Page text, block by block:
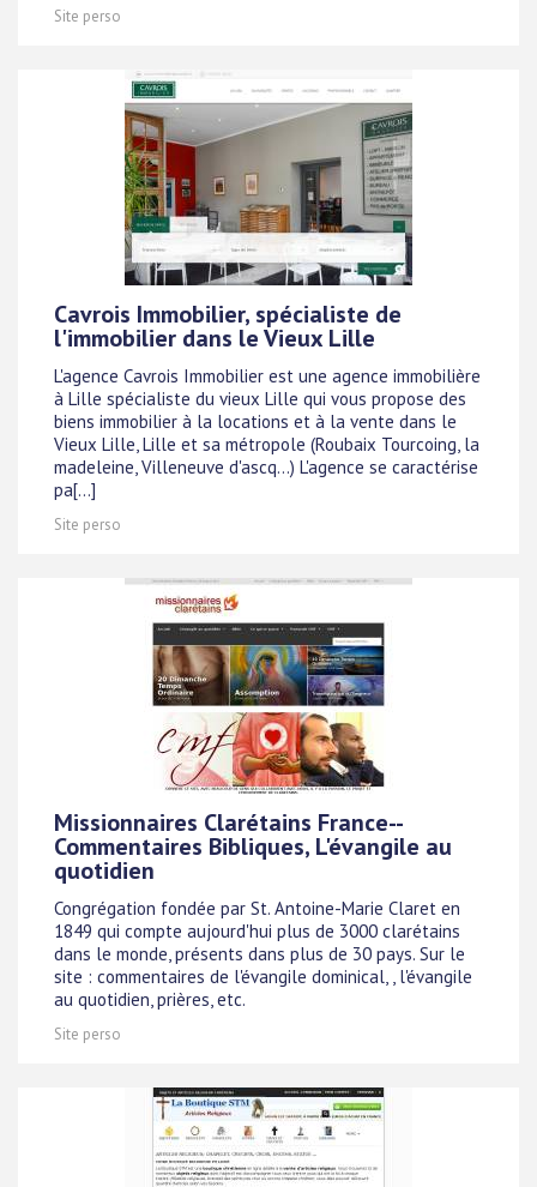
Site perso
Cavrois Immobilier, spécialiste de
l'immobilier dans le Vieux Lille
L'agence Cavrois Immobilier est une agence immobilière
à Lille spécialiste du vieux Lille qui vous propose des
biens immobilier à la locations et à la vente dans le
Vieux Lille, Lille et sa métropole (Roubaix Tourcoing, la
madeleine, Villeneuve d'ascq...) L'agence se caractérise
pa[...]
Site perso
Missionnaires Clarétains France--
Commentaires Bibliques, L'évangile au
quotidien
Congrégation fondée par St. Antoine-Marie Claret en
1849 qui compte aujourd'hui plus de 3000 clarétains
dans le monde, présents dans plus de 30 pays. Sur le
site : commentaires de l'évangile dominical, , l'évangile
au quotidien, prières, etc.
Site perso